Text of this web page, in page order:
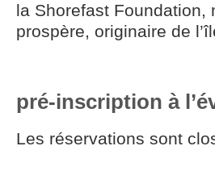
la Shorefast Foundation,
prospère, originaire de
pré-inscription à
Les réservations sont